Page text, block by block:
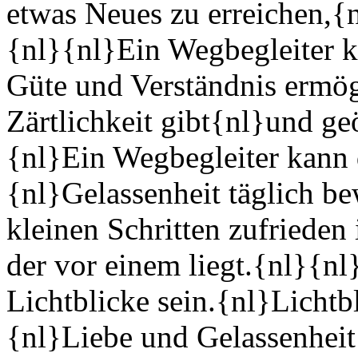
etwas Neues zu
{nl}{nl}Ein Wegbegleiter
Güte und Verständnis
Zärtlichkeit gibt{nl}und
{nl}Ein Wegbegleiter kann
{nl}Gelassenheit täglich
kleinen Schritten
der vor einem
Lichtblicke
{nl}Liebe und